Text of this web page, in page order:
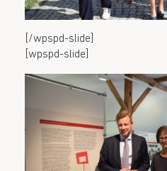
[/wpspd-slide]
[wpspd-slide]